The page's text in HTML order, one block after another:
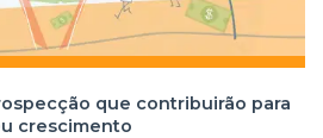
que contribuirão para
crescimento